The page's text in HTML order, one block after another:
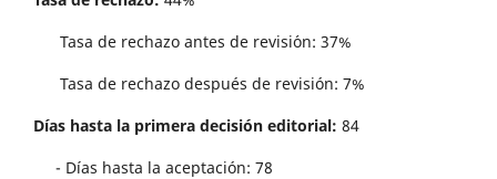
Tasa de rechazo antes de revisi´on: 37%
Tasa de rechazo después de revisión: 7%
Días hasta la primera decisión editorial: 84
- Días hasta la aceptación: 78